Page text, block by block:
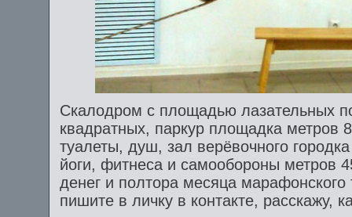
Скалодром с площадью лазательных
квадратных, паркур площадка метров
туалеты, душ, зал верёвочного
йоги, фитнеса и самообороны метров
денег и полтора месяца
пишите в личку в контакте, расскажу,